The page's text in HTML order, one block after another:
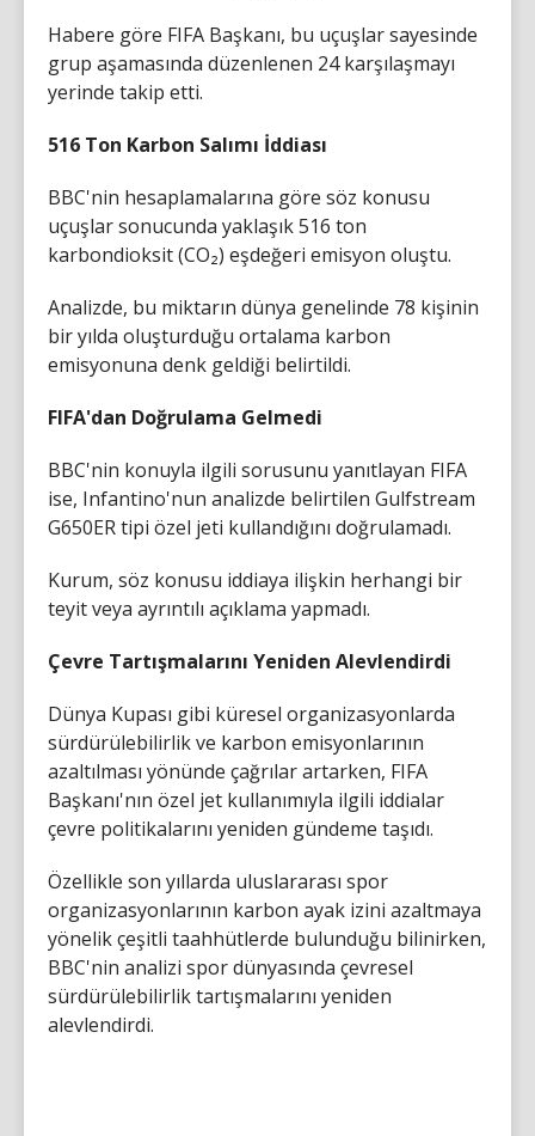
Habere göre FIFA Başkanı, bu uçuşlar sayesinde
grup aşamasında düzenlenen 24 karşılaşmayı
yerinde takip etti.
516 Ton Karbon Salımı İddiası
BBC'nin hesaplamalarına göre söz konusu
uçuşlar sonucunda yaklaşık 516 ton
karbondioksit (CO₂) eşdeğeri emisyon oluştu.
Analizde, bu miktarın dünya genelinde 78 kişinin
bir yılda oluşturduğu ortalama karbon
emisyonuna denk geldiği belirtildi.
FIFA'dan Doğrulama Gelmedi
BBC'nin konuyla ilgili sorusunu yanıtlayan FIFA
ise, Infantino'nun analizde belirtilen Gulfstream
G650ER tipi özel jeti kullandığını doğrulamadı.
Kurum, söz konusu iddiaya ilişkin herhangi bir
teyit veya ayrıntılı açıklama yapmadı.
Çevre Tartışmalarını Yeniden Alevlendirdi
Dünya Kupası gibi küresel organizasyonlarda
sürdürülebilirlik ve karbon emisyonlarının
azaltılması yönünde çağrılar artarken, FIFA
Başkanı'nın özel jet kullanımıyla ilgili iddialar
çevre politikalarını yeniden gündeme taşıdı.
Özellikle son yıllarda uluslararası spor
organizasyonlarının karbon ayak izini azaltmaya
yönelik çeşitli taahhütlerde bulunduğu bilinirken,
BBC'nin analizi spor dünyasında çevresel
sürdürülebilirlik tartışmalarını yeniden
alevlendirdi.